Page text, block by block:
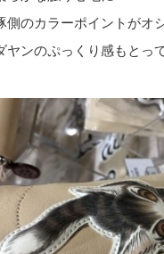
側のカラーポイントがオ
ヤンのぷっくり感もとっ